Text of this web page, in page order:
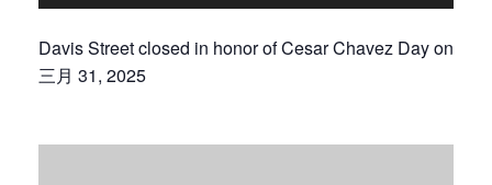
Davis Street closed in honor of Cesar Chavez Day on
三月 31, 2025